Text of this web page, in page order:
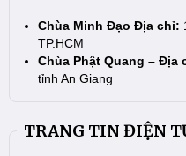
Chùa Minh Đạo Địa chỉ:
TP.HCM
Chùa Phật Quang – Địa
tỉnh An Giang
TRANG TIN ĐIỆN